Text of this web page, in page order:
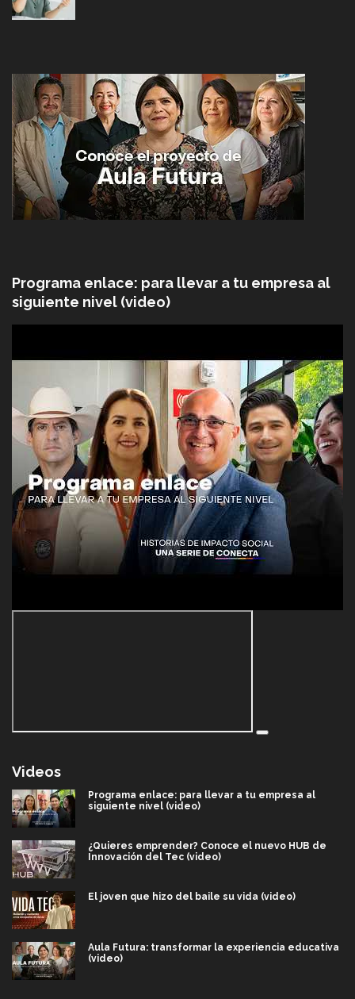
Programa enlace: para llevar a tu empresa al
siguiente nivel (video)
Videos
Programa enlace: para llevar a tu empresa al
siguiente nivel (video)
¿Quieres emprender? Conoce el nuevo HUB de
Innovación del Tec (video)
El joven que hizo del baile su vida (video)
Aula Futura: transformar la experiencia educativa
(video)